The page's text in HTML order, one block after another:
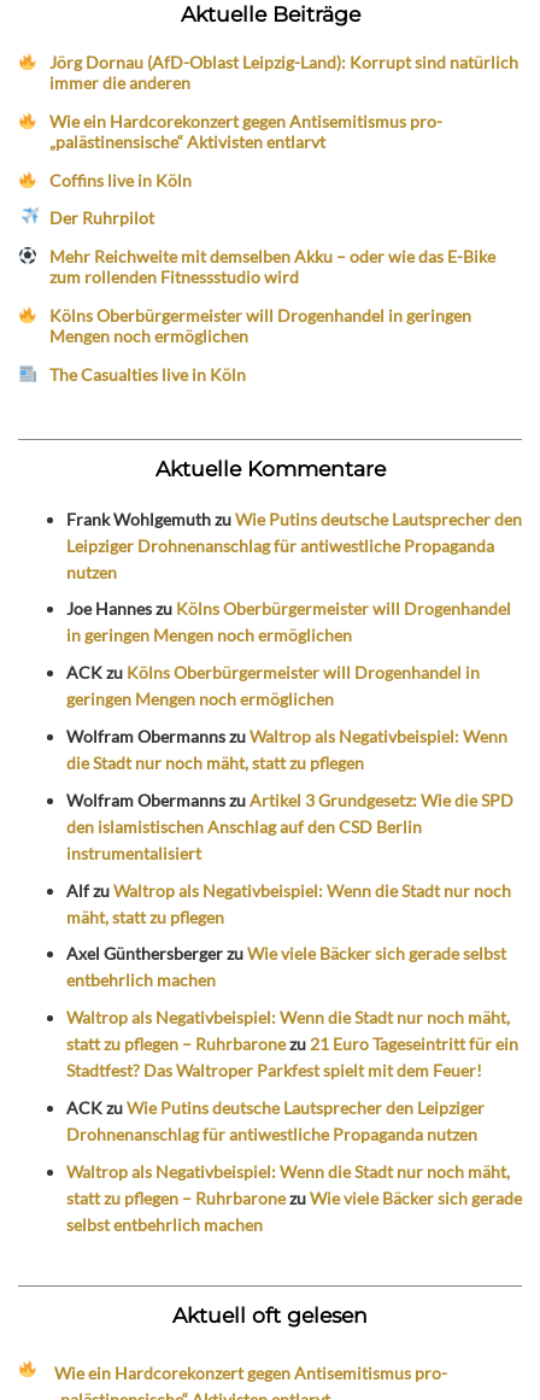
Aktuelle Beiträge
Jörg Dornau (AfD-Oblast Leipzig-Land): Korrupt sind natürlich
immer die anderen
Wie ein Hardcorekonzert gegen Antisemitismus pro-
„palästinensische“ Aktivisten entlarvt
Coffins live in Köln
Der Ruhrpilot
Mehr Reichweite mit demselben Akku – oder wie das E-Bike
zum rollenden Fitnessstudio wird
Kölns Oberbürgermeister will Drogenhandel in geringen
Mengen noch ermöglichen
The Casualties live in Köln
Aktuelle Kommentare
Frank WohlgemuthzuWie Putins deutsche Lautsprecher den
Leipziger Drohnenanschlag für antiwestliche Propaganda
nutzen
Joe Hanneszu Kölns Oberbürgermeister will Drogenhandel
in geringen Mengen noch ermöglichen
ACKzu Kölns Oberbürgermeister will Drogenhandel in
geringen Mengen noch ermöglichen
Wolfram ObermannszuWaltrop als Negativbeispiel: Wenn
die Stadt nur noch mäht, statt zu pflegen
Wolfram ObermannszuArtikel 3 Grundgesetz: Wie die SPD
den islamistischen Anschlag auf den CSD Berlin
instrumentalisiert
AlfzuWaltrop als Negativbeispiel: Wenn die Stadt nur noch
mäht, statt zu pflegen
Axel GünthersbergerzuWie viele Bäcker sich gerade selbst
entbehrlich machen
Waltrop als Negativbeispiel: Wenn die Stadt nur noch mäht,
statt zu pflegen – Ruhrbaronezu 21 Euro Tageseintritt für ein
Stadtfest? Das Waltroper Parkfest spielt mit dem Feuer!
ACKzuWie Putins deutsche Lautsprecher den Leipziger
Drohnenanschlag für antiwestliche Propaganda nutzen
Waltrop als Negativbeispiel: Wenn die Stadt nur noch mäht,
statt zu pflegen – RuhrbaronezuWie viele Bäcker sich gerade
selbst entbehrlich machen
Aktuell oft gelesen
Wie ein Hardcorekonzert gegen Antisemitismus pro-